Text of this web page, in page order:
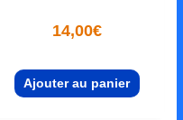
14,00€
Ajouter au panier